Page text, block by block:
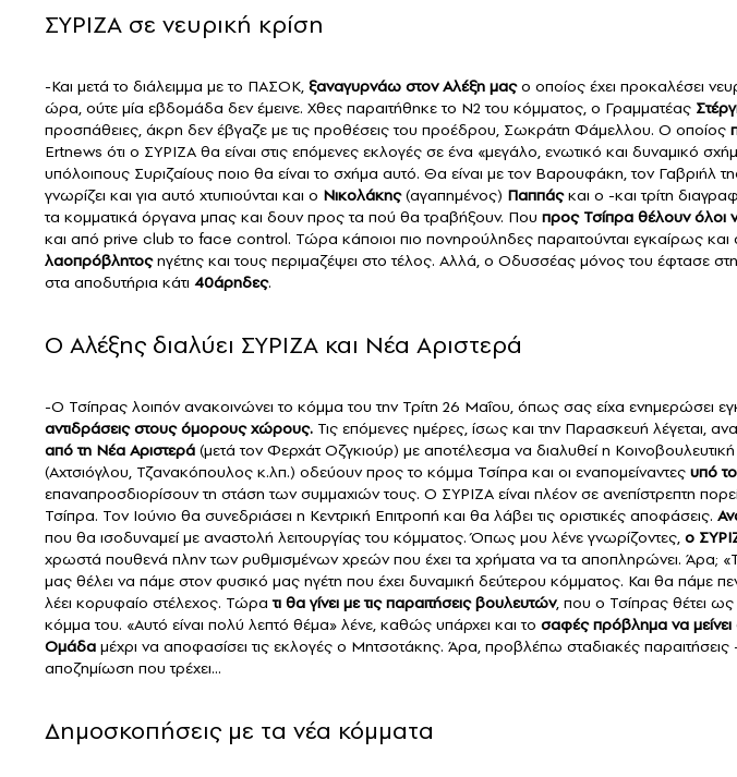
ΣΥΡΙΖΑ σε νευρική κρίση
-Και μετά το διάλειμμα με το ΠΑΣΟΚ, ξαναγυρνάω στον Αλέξη μαςο οποίος έχει προκαλέσει
ώρα, ούτε μία εβδομάδα δεν έμεινε. Χθες παραιτήθηκε το Ν2 του κόμματος, ο Γραμματέας
προσπάθειες, άκρη δεν έβγαζε με τις προθέσεις του προέδρου, Σωκράτη Φάμελλου. Ο οποίος
Ertnews ότι ο ΣΥΡΙΖΑ θα είναι στις επόμενες εκλογές σε ένα «μεγάλο, ενωτικό και δυναμικό
υπόλοιπους Συριζαίους ποιο θα είναι το σχήμα αυτό. Θα είναι με τον Βαρουφάκη, τον Γαβριήλ
γνωρίζει και για αυτό χτυπιούνται και ο Νικολάκης(αγαπημένος) Παππάςκαι ο -και τρίτη
τα κομματικά όργανα μπας και δουν προς τα πού θα τραβήξουν. Που προς Τσίπρα θέλουν όλοι
και από prive club το face control. Τώρα κάποιοι πιο πονηρούληδες παραιτούνται εγκαίρως
λαοπρόβλητοςηγέτης και τους περιμαζέψει στο τέλος. Αλλά, ο Οδυσσέας μόνος του έφτασε
στα αποδυτήρια κάτι 40άρηδες.
Ο Αλέξης διαλύει ΣΥΡΙΖΑ και Νέα Αριστερά
-Ο Τσίπρας λοιπόν ανακοινώνει το κόμμα του την Τρίτη 26 Μαΐου, όπως σας είχα ενημερώσει
αντιδράσεις στους όμορους χώρους. Τις επόμενες ημέρες, ίσως και την Παρασκευή λέγεται,
από τη Νέα Αριστερά (μετά τον Φερχάτ Οζγκιούρ) με αποτέλεσμα να διαλυθεί η
(Αχτσιόγλου, Τζανακόπουλος κ.λπ.) οδεύουν προς το κόμμα Τσίπρα και οι εναπομείναντες υπό
επαναπροσδιορίσουν τη στάση των συμμαχιών τους. Ο ΣΥΡΙΖΑ είναι πλέον σε ανεπίστρεπτη
Τσίπρα. Τον Ιούνιο θα συνεδριάσει η Κεντρική Επιτροπή και θα λάβει τις οριστικές αποφάσεις.
που θα ισοδυναμεί με αναστολή λειτουργίας του κόμματος. Όπως μου λένε γνωρίζοντες, ο
χρωστά πουθενά πλην των ρυθμισμένων χρεών που έχει τα χρήματα να τα αποπληρώνει. Άρα;
μας θέλει να πάμε στον φυσικό μας ηγέτη που έχει δυναμική δεύτερου κόμματος. Και θα πάμε
λέει κορυφαίο στέλεχος. Τώρατι θα γίνει με τις παραιτήσεις βουλευτών, που ο Τσίπρας θέτει
κόμμα του. «Αυτό είναι πολύ λεπτό θέμα» λένε, καθώς υπάρχει και το σαφές πρόβλημα να
Ομάδα μέχρι να αποφασίσει τις εκλογές ο Μητσοτάκης. Άρα, προβλέπω σταδιακές παραιτήσεις
αποζημίωση που τρέχει...
Δημοσκοπήσεις με τα νέα κόμματα